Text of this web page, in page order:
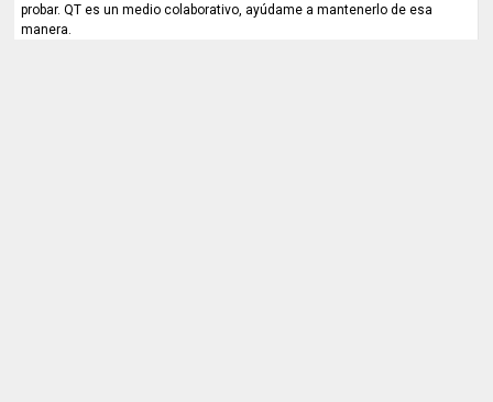
probar. QT es un medio colaborativo, ayúdame a mantenerlo de esa
manera.